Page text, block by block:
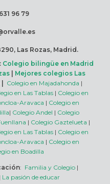
96 79
Las Rozas, Madrid.
Colegio bilingüe en Madrid
Mejores colegios Las
Colegio en Majadahonda |
en Las Tablas| Colegio en
Aravaca | Colegio en
| Colegio Andel | Colegio
| Colegio Gaztelueta |
en Las Tablas| Colegio en
Aravaca | Colegio en
en Boadilla
: Familia y Colegio |
La pasión de educar